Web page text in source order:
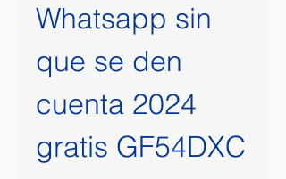
Whatsapp sin
que se den
cuenta 2024
gratis GF54DXC